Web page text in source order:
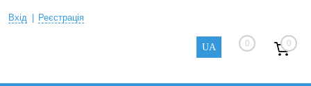
Вхід Реєстрація
UA 0 0